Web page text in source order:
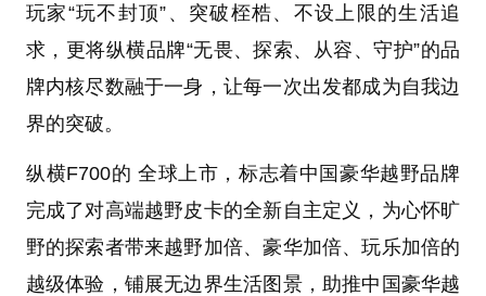
玩家“玩不封顶”、突破桎梏、不设上限的生活追
求，更将纵横品牌“无畏、探索、从容、守护”的品
牌内核尽数融于一身，让每一次出发都成为自我边
界的突破。
纵横F700的 全球上市，标志着中国豪华越野品牌
完成了对高端越野皮卡的全新自主定义，为心怀旷
野的探索者带来越野加倍、豪华加倍、玩乐加倍的
越级体验，铺展无边界生活图景，助推中国豪华越